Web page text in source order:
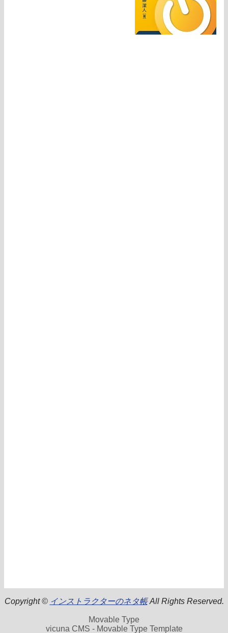
Copyright © インストラクターのネタ帳All Rights Reserved.
Movable Type
vicuna CMS - Movable Type Template